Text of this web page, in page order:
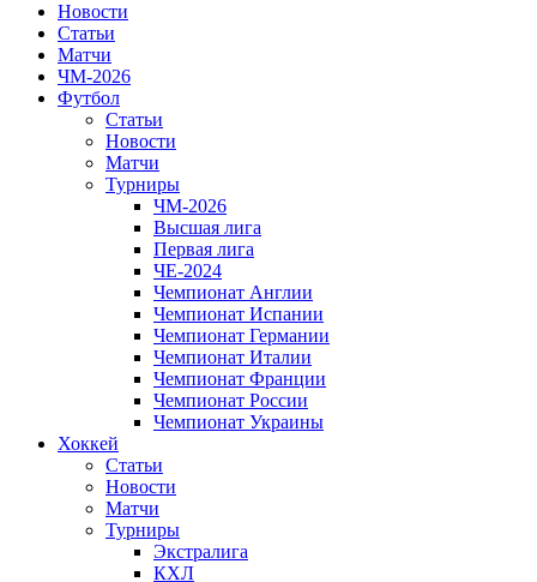
Новости
Статьи
Матчи
ЧМ-2026
Футбол
Статьи
Новости
Матчи
Турниры
ЧМ-2026
Высшая лига
Первая лига
ЧЕ-2024
Чемпионат Англии
Чемпионат Испании
Чемпионат Германии
Чемпионат Италии
Чемпионат Франции
Чемпионат России
Чемпионат Украины
Хоккей
Статьи
Новости
Матчи
Турниры
Экстралига
КХЛ